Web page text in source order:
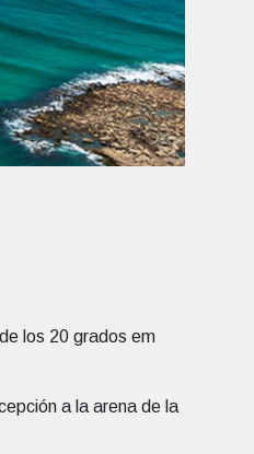
los 20 grados em
a la arena de la